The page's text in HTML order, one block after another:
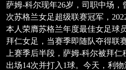
萨姆-科尔现年26岁，司职中场
次苏格兰女足超级联赛冠军，
本人荣膺苏格兰年度最佳女足球
拜仁女足，当赛季即随队夺得联
上赛季后半段，萨姆-科尔被拜
出场14次并打入1球。今天，利